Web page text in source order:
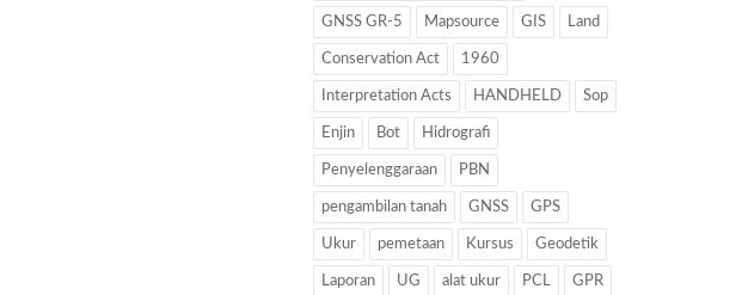
GNSS GR-5 Mapsource GIS Land
Conservation Act 1960
Interpretation Acts HANDHELD Sop
Enjin Bot Hidrografi
Penyelenggaraan PBN
pengambilan tanah GNSS GPS
Ukur pemetaan Kursus Geodetik
Laporan UG alat ukur PCL GPR